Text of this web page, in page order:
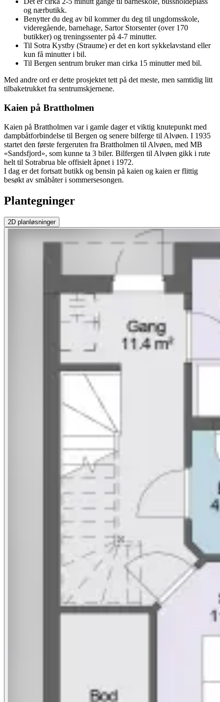
og nærbutikk.
Benytter du deg av bil kommer du deg til ungdomsskole,
videregående, barnehage, Sartor Storsenter (over 170
butikker) og treningssenter på 4-7 minutter.
Til Sotra Kystby (Straume) er det en kort sykkelavstand eller
kun få minutter i bil.
Til Bergen sentrum bruker man cirka 15 minutter med bil.
Med andre ord er dette prosjektet tett på det meste, men samtidig litt
tilbaketrukket fra sentrumskjernene.
Kaien på Brattholmen
Kaien på Brattholmen var i gamle dager et viktig knutepunkt med
dampbåtforbindelse til Bergen og senere bilferge til Alvøen. I 1935
startet den første fergeruten fra Brattholmen til Alvøen, med MB
«Sandsfjord», som kunne ta 3 biler. Bilfergen til Alvøen gikk i rute
helt til Sotrabrua ble offisielt åpnet i 1972.
I dag er det fortsatt butikk og bensin på kaien og kaien er flittig
besøkt av småbåter i sommersesongen.
Plantegninger
2D planløsninger